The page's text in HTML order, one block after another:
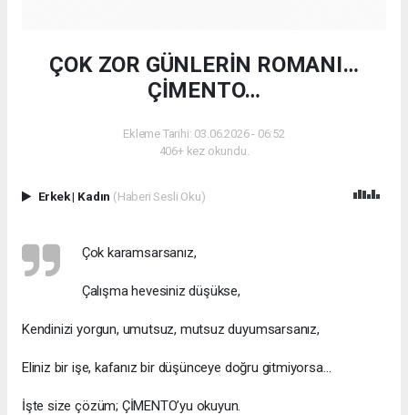
ÇOK ZOR GÜNLERİN ROMANI…
ÇİMENTO…
Ekleme Tarihi: 03.06.2026 - 06:52
406+ kez okundu.
Erkek| Kadın (Haberi Sesli Oku)
Çok karamsarsanız,
Çalışma hevesiniz düşükse,
Kendinizi yorgun, umutsuz, mutsuz duyumsarsanız,
Eliniz bir işe, kafanız bir düşünceye doğru gitmiyorsa…
İşte size çözüm; ÇİMENTO’yu okuyun.